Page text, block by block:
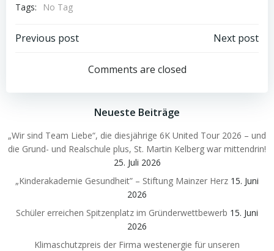
Tags:
No Tag
Post
navigation
Previous post
navigation
Next post
Comments are closed
Neueste Beiträge
„Wir sind Team Liebe“, die diesjährige 6K United Tour 2026 – und
die Grund- und Realschule plus, St. Martin Kelberg war mittendrin!
25. Juli 2026
„Kinderakademie Gesundheit” – Stiftung Mainzer Herz 15. Juni
2026
Schüler erreichen Spitzenplatz im Gründerwettbewerb 15. Juni
2026
Klimaschutzpreis der Firma westenergie für unseren